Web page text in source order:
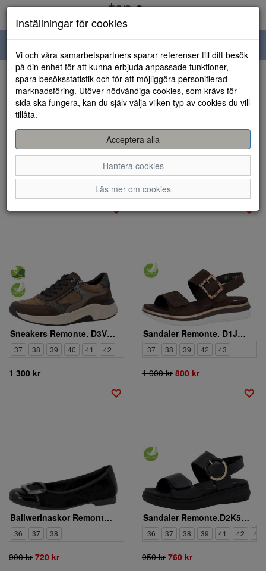
navigation
Visa filter
Varumärke: Remonte
Rensa
Remonte
Sneakers Remonte. D3V00-25
37 38 39 40 41 42
1 300 kr
Sandaler Remonte. D1J62-25
37 38 39 42 43
1 000 kr 800 kr
Ballwerinaskor Remonte. D0K12-02
36 37 38
900 kr 720 kr
Sandaler Remonte.D2K50-00
36 37 38 39 41 42 43
950 kr 760 kr
Inställningar för cookies
Vi och våra samarbetspartners sparar referenser till ditt besök
på din enhet för att kunna erbjuda anpassade funktioner,
spara besöksstatistik och för att möjliggöra personifierad
marknadsföring. Utöver nödvändiga cookies, som krävs för
sida ska fungera, kan du själv välja vilken typ av cookies du vill
tillåta.
Acceptera alla
Hantera cookies
Läs mer om cookies